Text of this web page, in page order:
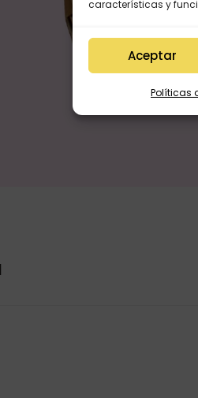
características y
Aceptar
Políticas